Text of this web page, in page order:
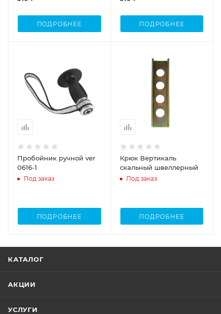
ПОДРОБНЕЕ ПОДРОБНЕЕ
Пробойник ручной ver
0616-1
Под заказ
ПОДРОБНЕЕ
Крюк Вертикаль
скальный швеллерный
Под заказ
ПОДРОБНЕЕ
КАТАЛОГ
АКЦИИ
УСЛУГИ